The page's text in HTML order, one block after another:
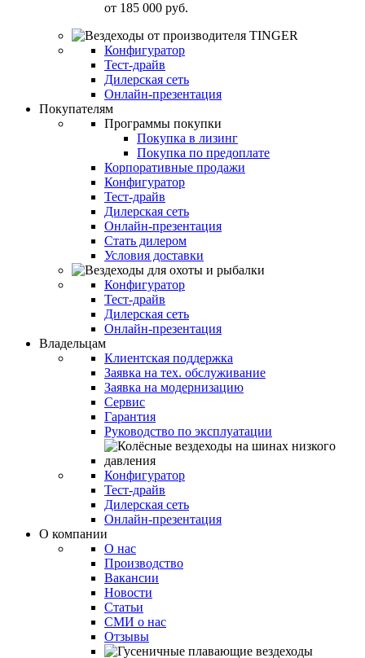
от 185 000 руб.
Конфигуратор
Тест-драйв
Дилерская сеть
Онлайн-презентация
Покупателям
Программы покупки
Покупка в лизинг
Покупка по предоплате
Корпоративные продажи
Конфигуратор
Тест-драйв
Дилерская сеть
Онлайн-презентация
Стать дилером
Условия доставки
Конфигуратор
Тест-драйв
Дилерская сеть
Онлайн-презентация
Владельцам
Клиентская поддержка
Заявка на тех. обслуживание
Заявка на модернизацию
Сервис
Гарантия
Руководство по эксплуатации
Конфигуратор
Тест-драйв
Дилерская сеть
Онлайн-презентация
О компании
О нас
Производство
Вакансии
Новости
Статьи
СМИ о нас
Отзывы